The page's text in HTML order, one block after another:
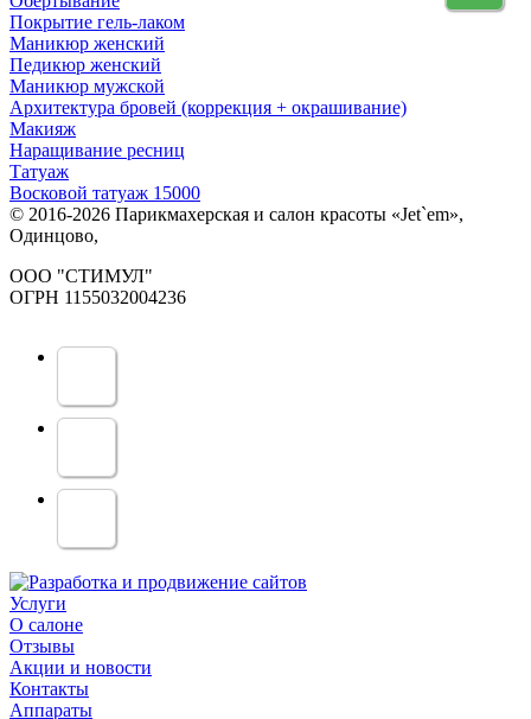
Покрытие гель-лаком
Маникюр женский
Педикюр женский
Маникюр мужской
Архитектура бровей (коррекция + окрашивание)
Макияж
Наращивание ресниц
Татуаж
Восковой татуаж 15000
© 2016-2026 Парикмахерская и салон красоты «Jet`em»,
Одинцово,
ООО "СТИМУЛ"
ОГРН 1155032004236
Услуги
О салоне
Отзывы
Акции и новости
Контакты
Аппараты